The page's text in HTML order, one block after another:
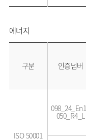
에너지
구분 인증넘버
ISO 50001
098_24_En1_
050_R4_L